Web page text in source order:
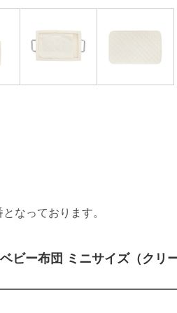
なっております。
ビー布団 ミニサイズ（クリ